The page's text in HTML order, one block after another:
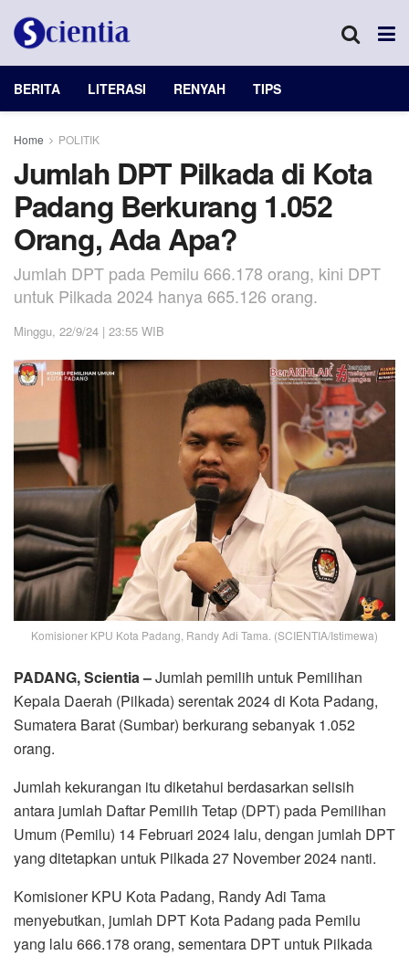
BERITA LITERASI RENYAH TIPS
Home POLITIK
Jumlah DPT Pilkada di Kota
Padang Berkurang 1.052
Orang, Ada Apa?
Jumlah DPT pada Pemilu 666.178 orang, kini DPT
untuk Pilkada 2024 hanya 665.126 orang.
Minggu, 22/9/24 | 23:55 WIB
Komisioner KPU Kota Padang, Randy Adi Tama. (SCIENTIA/Istimewa)
PADANG, Scientia –Jumlah pemilih untuk Pemilihan
Kepala Daerah (Pilkada) serentak 2024 di Kota Padang,
Sumatera Barat (Sumbar) berkurang sebanyak 1.052
orang.
Jumlah kekurangan itu diketahui berdasarkan selisih
antara jumlah Daftar Pemilih Tetap (DPT) pada Pemilihan
Umum (Pemilu) 14 Februari 2024 lalu, dengan jumlah DPT
yang ditetapkan untuk Pilkada 27 November 2024 nanti.
Komisioner KPU Kota Padang, Randy Adi Tama
menyebutkan, jumlah DPT Kota Padang pada Pemilu
yang lalu 666.178 orang, sementara DPT untuk Pilkada